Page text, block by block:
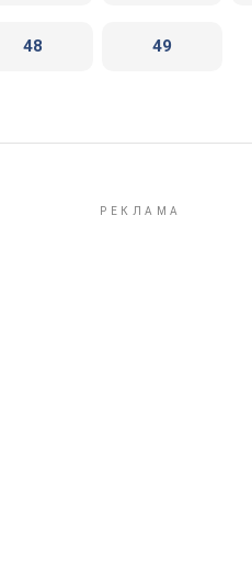
48 49